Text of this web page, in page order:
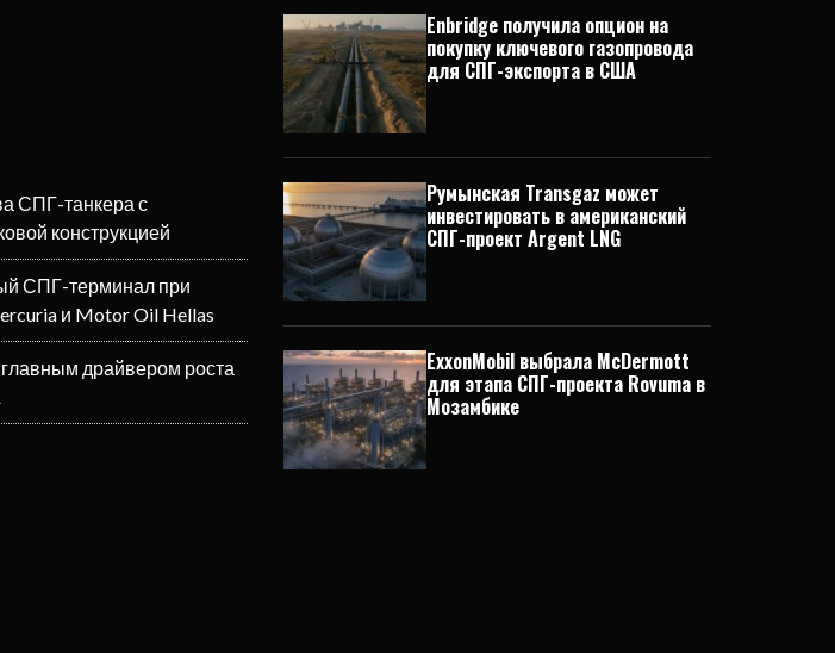
СПГ-танкера с
конструкцией
СПГ-терминал при
и Motor Oil Hellas
драйвером роста
Enbridge получила опцион на
покупку ключевого газопровода
для СПГ-экспорта в США
Румынская Transgaz может
инвестировать в американский
СПГ-проект Argent LNG
ExxonMobil выбрала McDermott
для этапа СПГ-проекта Rovuma в
Мозамбике